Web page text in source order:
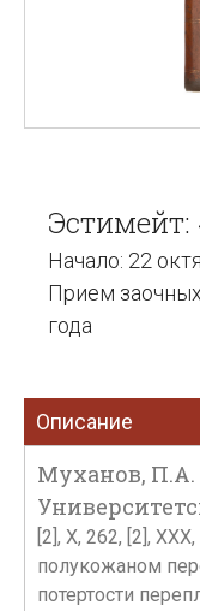
Эстимейт:
Начало: 22
Прием
года
Описание
Муханов,
[2], X, 262, [2],
полукожаном
потертости